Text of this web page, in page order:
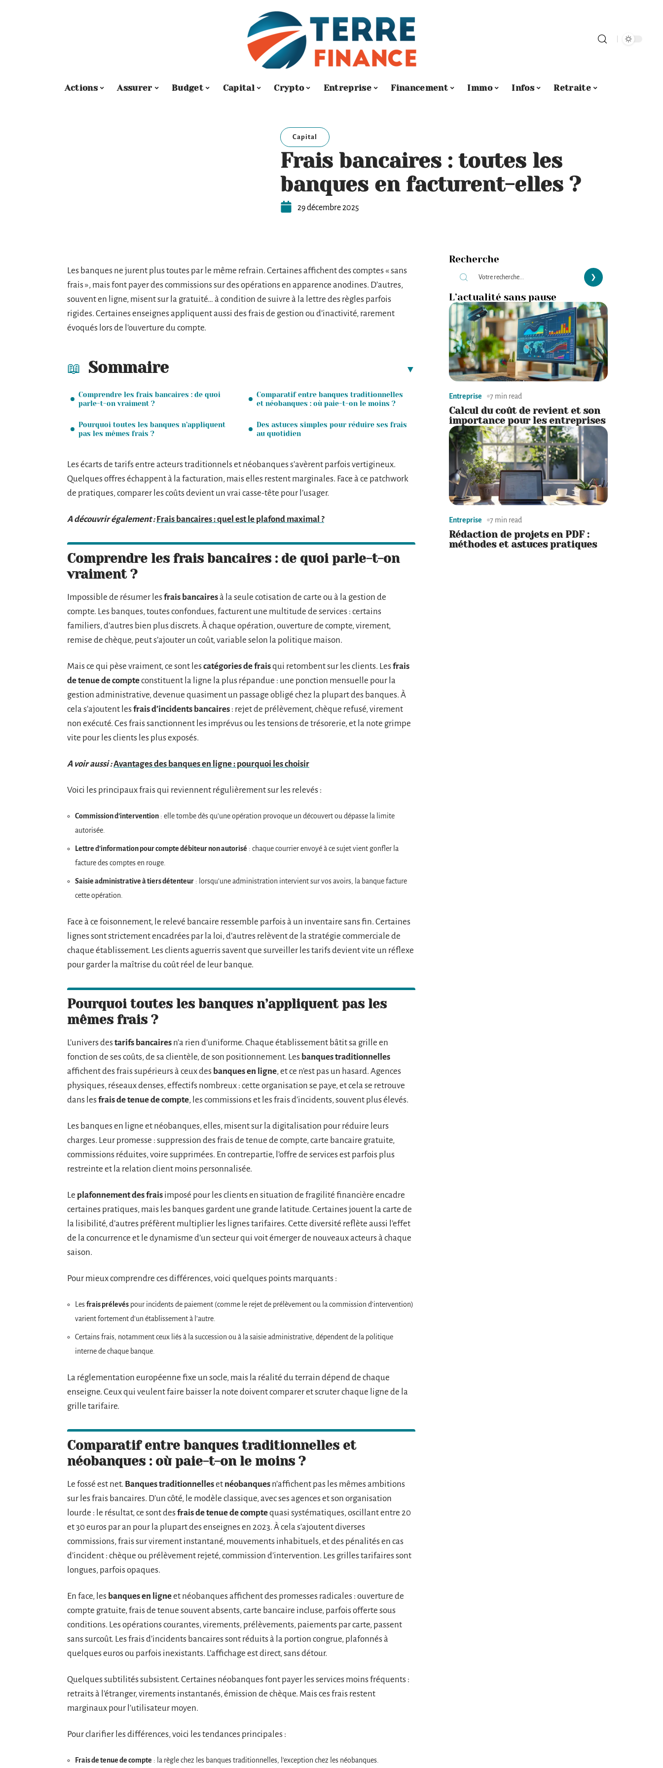
Actions Assurer Budget Capital Crypto Entreprise Financement Immo Infos Retraite
Capital
Frais bancaires : toutes les
banques en facturent-elles ?
29 décembre 2025
Les banques ne jurent plus toutes par le même refrain. Certaines affichent des comptes « sans
frais », mais font payer des commissions sur des opérations en apparence anodines. D’autres,
souvent en ligne, misent sur la gratuité… à condition de suivre à la lettre des règles parfois
rigides. Certaines enseignes appliquent aussi des frais de gestion ou d’inactivité, rarement
évoqués lors de l’ouverture du compte.
Sommaire
Comprendre les frais bancaires : de quoi
parle-t-on vraiment ?
Pourquoi toutes les banques n’appliquent
pas les mêmes frais ?
Comparatif entre banques traditionnelles
et néobanques : où paie-t-on le moins ?
Des astuces simples pour réduire ses frais
au quotidien
Les écarts de tarifs entre acteurs traditionnels et néobanques s’avèrent parfois vertigineux.
Quelques offres échappent à la facturation, mais elles restent marginales. Face à ce patchwork
de pratiques, comparer les coûts devient un vrai casse-tête pour l’usager.
A découvrir également : Frais bancaires : quel est le plafond maximal ?
Comprendre les frais bancaires : de quoi parle-t-on
vraiment ?
Impossible de résumer lesfrais bancairesà la seule cotisation de carte ou à la gestion de
compte. Les banques, toutes confondues, facturent une multitude de services : certains
familiers, d’autres bien plus discrets. À chaque opération, ouverture de compte, virement,
remise de chèque, peut s’ajouter un coût, variable selon la politique maison.
Mais ce qui pèse vraiment, ce sont lescatégories de fraisqui retombent sur les clients. Lesfrais
de tenue de compteconstituent la ligne la plus répandue : une ponction mensuelle pour la
gestion administrative, devenue quasiment un passage obligé chez la plupart des banques. À
cela s’ajoutent lesfrais d’incidents bancaires : rejet de prélèvement, chèque refusé, virement
non exécuté. Ces frais sanctionnent les imprévus ou les tensions de trésorerie, et la note grimpe
vite pour les clients les plus exposés.
A voir aussi :Avantages des banques en ligne : pourquoi les choisir
Voici les principaux frais qui reviennent régulièrement sur les relevés :
Commission d’intervention : elle tombe dès qu’une opération provoque un découvert ou dépasse la limite
autorisée.
Lettre d’information pour compte débiteur non autorisé : chaque courrier envoyé à ce sujet vient gonfler la
facture des comptes en rouge.
Saisie administrative à tiers détenteur : lorsqu’une administration intervient sur vos avoirs, la banque facture
cette opération.
Face à ce foisonnement, le relevé bancaire ressemble parfois à un inventaire sans fin. Certaines
lignes sont strictement encadrées par la loi, d’autres relèvent de la stratégie commerciale de
chaque établissement. Les clients aguerris savent que surveiller les tarifs devient vite un réflexe
pour garder la maîtrise du coût réel de leur banque.
Pourquoi toutes les banques n’appliquent pas les
mêmes frais ?
L’univers destarifs bancaires n’a rien d’uniforme. Chaque établissement bâtit sa grille en
fonction de ses coûts, de sa clientèle, de son positionnement. Les banques traditionnelles
affichent des frais supérieurs à ceux des banques en ligne, et ce n’est pas un hasard. Agences
physiques, réseaux denses, effectifs nombreux : cette organisation se paye, et cela se retrouve
dans lesfrais de tenue de compte, les commissions et les frais d’incidents, souvent plus élevés.
Les banques en ligne et néobanques, elles, misent sur la digitalisation pour réduire leurs
charges. Leur promesse : suppression des frais de tenue de compte, carte bancaire gratuite,
commissions réduites, voire supprimées. En contrepartie, l’offre de services est parfois plus
restreinte et la relation client moins personnalisée.
Le plafonnement des frais imposé pour les clients en situation de fragilité financière encadre
certaines pratiques, mais les banques gardent une grande latitude. Certaines jouent la carte de
la lisibilité, d’autres préfèrent multiplier les lignes tarifaires. Cette diversité reflète aussi l’effet
de la concurrence et le dynamisme d’un secteur qui voit émerger de nouveaux acteurs à chaque
saison.
Pour mieux comprendre ces différences, voici quelques points marquants :
Lesfrais prélevés pour incidents de paiement (comme le rejet de prélèvement ou la commission d’intervention)
varient fortement d’un établissement à l’autre.
Certains frais, notamment ceux liés à la succession ou à la saisie administrative, dépendent de la politique
interne de chaque banque.
La réglementation européenne fixe un socle, mais la réalité du terrain dépend de chaque
enseigne. Ceux qui veulent faire baisser la note doivent comparer et scruter chaque ligne de la
grille tarifaire.
Comparatif entre banques traditionnelles et
néobanques : où paie-t-on le moins ?
Le fossé est net. Banques traditionnelleset néobanques n’affichent pas les mêmes ambitions
sur les frais bancaires. D’un côté, le modèle classique, avec ses agences et son organisation
lourde : le résultat, ce sont desfrais de tenue de comptequasi systématiques, oscillant entre 20
et 30 euros par an pour la plupart des enseignes en 2023. À cela s’ajoutent diverses
commissions, frais sur virement instantané, mouvements inhabituels, et des pénalités en cas
d’incident : chèque ou prélèvement rejeté, commission d’intervention. Les grilles tarifaires sont
longues, parfois opaques.
En face, les banques en ligneet néobanques affichent des promesses radicales : ouverture de
compte gratuite, frais de tenue souvent absents, carte bancaire incluse, parfois offerte sous
conditions. Les opérations courantes, virements, prélèvements, paiements par carte, passent
sans surcoût. Les frais d’incidents bancaires sont réduits à la portion congrue, plafonnés à
quelques euros ou parfois inexistants. L’affichage est direct, sans détour.
Quelques subtilités subsistent. Certaines néobanques font payer les services moins fréquents :
retraits à l’étranger, virements instantanés, émission de chèque. Mais ces frais restent
marginaux pour l’utilisateur moyen.
Pour clarifier les différences, voici les tendances principales :
Frais de tenue de compte : la règle chez les banques traditionnelles, l’exception chez les néobanques.
Recherche
L’actualité sans pause
Entreprise 7 min read
Calcul du coût de revient et son
importance pour les entreprises
Entreprise 7 min read
Rédaction de projets en PDF :
méthodes et astuces pratiques